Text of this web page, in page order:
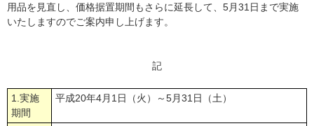
用品を見直し、価格据置期間もさらに延長して、5月31日まで実施
いたしますのでご案内申し上げます。
記
1.実施
期間
平成20年4月1日（火）～5月31日（土）